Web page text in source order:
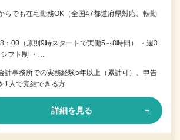
らでも在宅勤務OK（全国47都道府県対応、転勤
：00（原則9時スタートで実働5～8時間） ・週3
フト制 ・…
計事務所での実務経験5年以上（累計可）、申告
1人で完結できる方
詳細を見る